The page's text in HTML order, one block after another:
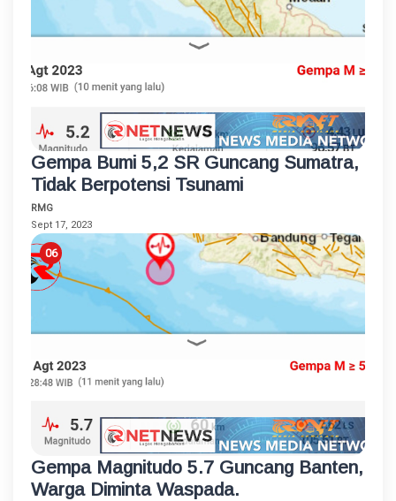
Gempa Bumi 5,2 SR Guncang Sumatra,
Tidak Berpotensi Tsunami
RMG
Sept 17, 2023
Gempa Magnitudo 5.7 Guncang Banten,
Warga Diminta Waspada.